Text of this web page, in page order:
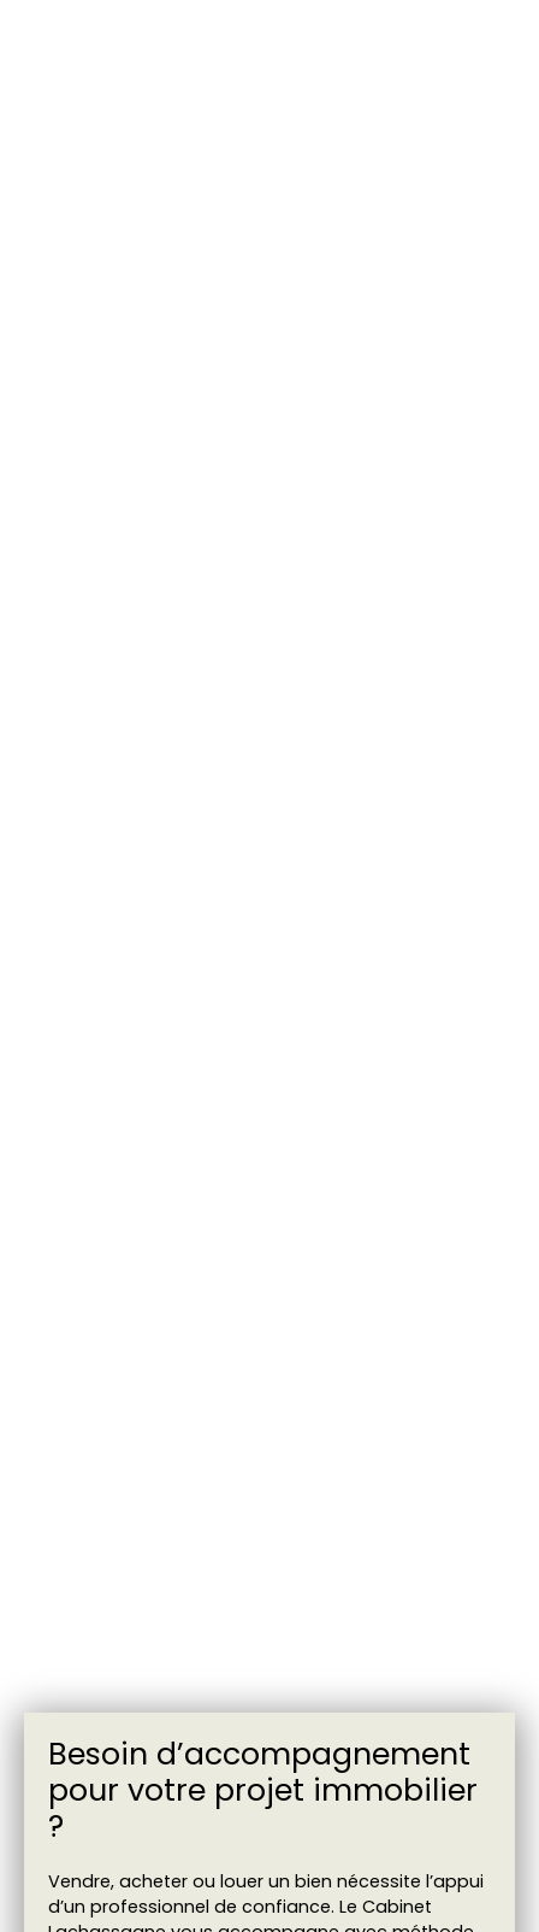
Besoin d’accompagnement
pour votre projet immobilier
?
Vendre, acheter ou louer un bien nécessite l’appui
d’un professionnel de confiance. Le Cabinet